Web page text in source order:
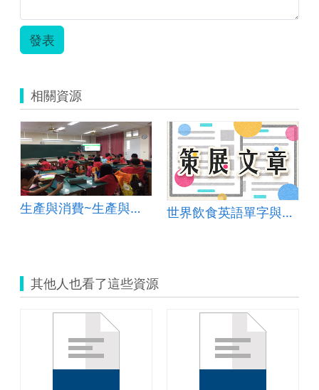
發表
相關資源
生產與消費~生產與消費的關係 世界飲食英語單字與食育對話
其他人也看了這些資源